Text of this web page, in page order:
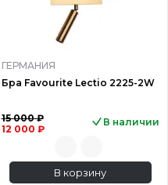
ГЕРМАНИЯ
Бра Favourite Lectio 2225-2W
15 000 ₽
12 000 ₽
В наличии
В корзину